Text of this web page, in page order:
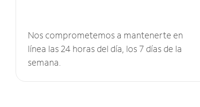
Nos comprometemos a mantenerte en
línea las 24 horas del día, los 7 días de la
semana.